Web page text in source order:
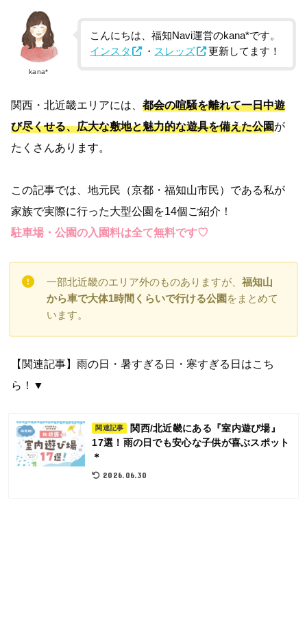
kana*
こんにちは、福知Navi運営のkana*です。
インスタ
・ スレッズ 更新してます！
関西・北近畿エリアには、都会の喧騒を離れて一日中遊
び尽くせる、広大な敷地と魅力的な遊具を備えた公園が
たくさんあります。
この記事では、地元民（京都・福知山市民）である私が
家族で実際に行った大型公園を14個ご紹介！
駐車場・公園の入園料は全て無料です♡
一部北近畿のエリア外のものありますが、福知山
から車で大体1時間くらいで行ける公園 をまとめて
います。
【関連記事】雨の日・暑すぎる日・寒すぎる日はこち
ら！▼
関連記事
関西/北近畿にある『室内遊び場』
17選！雨の日でも安心な子供が喜ぶスポット
＊
2026.06.30